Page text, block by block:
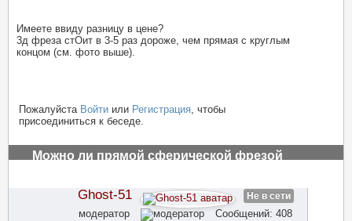
Имеете ввиду разницу в цене?
3д фреза стОит в 3-5 раз дороже, чем прямая с круглым
концом (см. фото выше).
Пожалуйста Войти или Регистрация , чтобы
присоединиться к беседе.
Можно ли прямой сферической фрезой
Ghost-51 Не в сети
модератор
Сообщений: 408